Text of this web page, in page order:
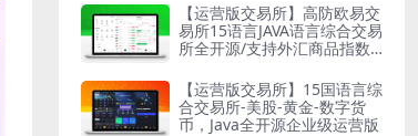
【运营版交易所】高防欧易交
易所15语言JAVA语言综合交易
所全开源/支持外汇商品指数
【运营版交易所】15国语言综
合交易所-美股-黄金-数字货
币，Java全开源企业级运营版